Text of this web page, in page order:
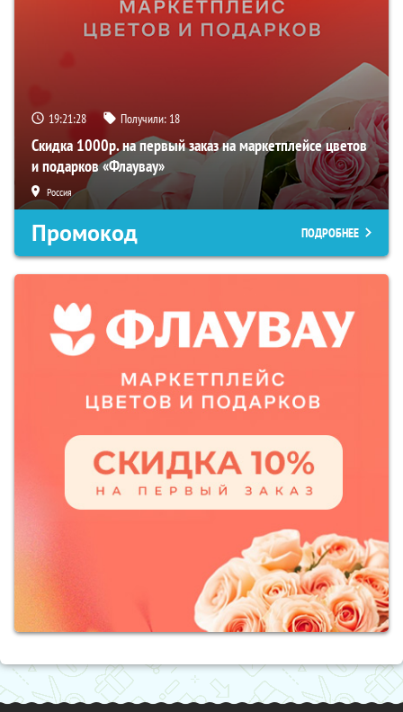
19:21:27 Получили: 18
Скидка 1000р. на первый заказ на маркетплейсе цветов
и подарков «Флаувау»
Россия
Промокод ПОДРОБНЕЕ